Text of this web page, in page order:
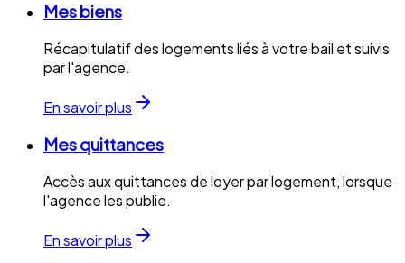
Mes biens
Récapitulatif des logements liés à votre bail et suivis
par l'agence.
En savoir plus
Mes quittances
Accès aux quittances de loyer par logement, lorsque
l'agence les publie.
En savoir plus